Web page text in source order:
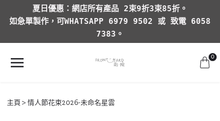
夏日優惠：網店所有產品 2束9折3束85折。
如急單製作，可WHATSAPP 6979 9502 或 致電 6058
7383。
0
主頁 情人節花束2026-未命名星雲